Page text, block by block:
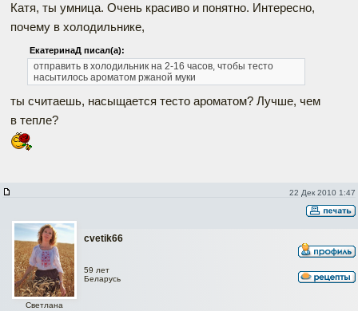
Катя, ты умница. Очень красиво и понятно. Интересно,
почему в холодильнике,
ЕкатеринаД писал(а):
отправить в холодильник на 2-16 часов, чтобы тесто
насытилось ароматом ржаной муки
ты считаешь, насыщается тесто ароматом? Лучше, чем
в тепле?
22 Дек 2010 1:47
cvetik66
Светлана
59 лет
Беларусь